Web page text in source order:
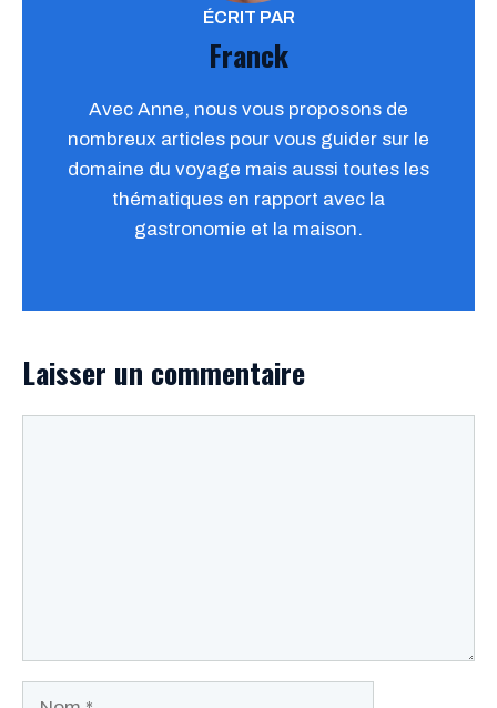
ÉCRIT PAR
Franck
Avec Anne, nous vous proposons de
nombreux articles pour vous guider sur le
domaine du voyage mais aussi toutes les
thématiques en rapport avec la
gastronomie et la maison.
Laisser un commentaire